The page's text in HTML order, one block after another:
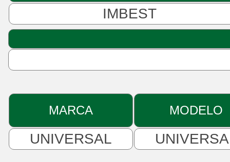
IMBEST
MARCA MODELO
UNIVERSAL